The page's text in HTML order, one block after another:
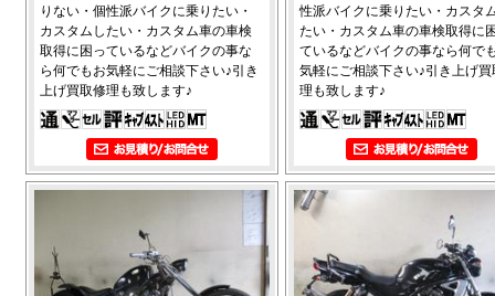
りない・個性派バイクに乗りたい・
カスタムしたい・カスタム車の車検
取得に困っているなどバイクの事な
ら何でもお気軽にご相談下さい♪引き
上げ買取修理も致します♪
性派バイクに乗りたい・カスタ
たい・カスタム車の車検取得に
ているなどバイクの事なら何で
気軽にご相談下さい♪引き上げ買
理も致します♪